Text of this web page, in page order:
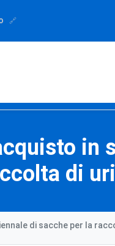
di
di sacche per la